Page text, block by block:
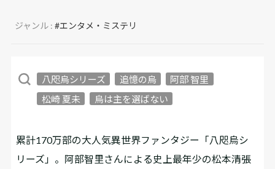
ジャンル :#エンタメ・ミステリ
八咫烏シリーズ 追憶の烏
阿部 智里
松崎 夏未
烏は主を選ばない
累計170万部の大人気異世界ファンタジー「八咫烏シ
リーズ」。阿部智里さんによる史上最年少の松本清張